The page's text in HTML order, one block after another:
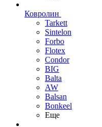
Ковролин
Tarkett
Sintelon
Forbo
Flotex
Condor
BIG
Balta
AW
Balsan
Bonkeel
Еще